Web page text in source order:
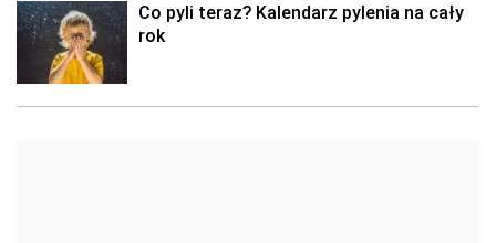
Co pyli teraz? Kalendarz pylenia na cały
rok